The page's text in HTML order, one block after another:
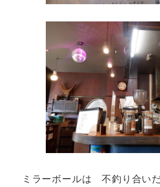
ミラーボールは 不釣り合い